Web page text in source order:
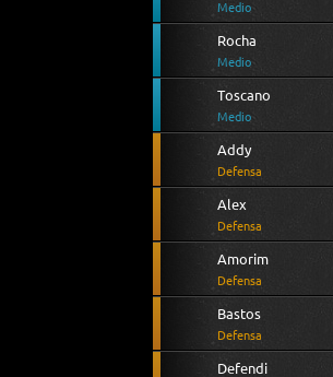
Medio
Rocha
Medio
Toscano
Medio
Addy
Defensa
Alex
Defensa
Amorim
Defensa
Bastos
Defensa
Defendi